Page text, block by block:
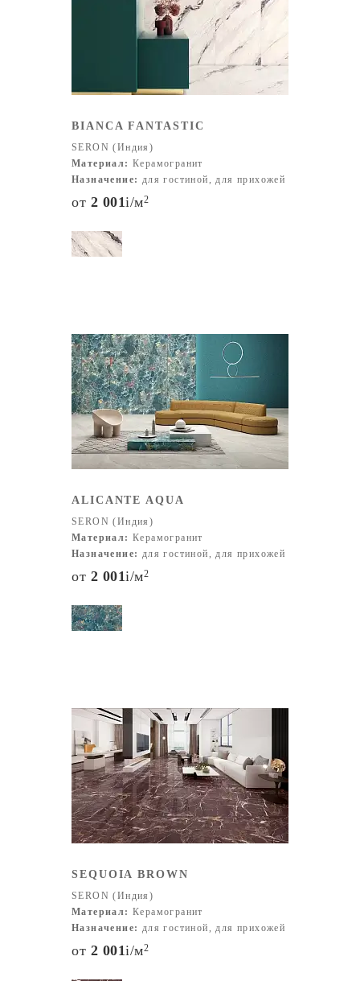
BIANCA FANTASTIC
SERON (Индия)
Материал: Керамогранит
Назначение: для гостиной, для прихожей
от 2 001i/м2
ALICANTE AQUA
SERON (Индия)
Материал: Керамогранит
Назначение: для гостиной, для прихожей
от 2 001i/м2
SEQUOIA BROWN
SERON (Индия)
Материал: Керамогранит
Назначение: для гостиной, для прихожей
от 2 001i/м2